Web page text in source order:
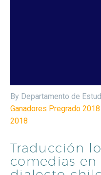
By Departamento de
Ganadores Pregrado 2018
2018
Traducción
comedias en